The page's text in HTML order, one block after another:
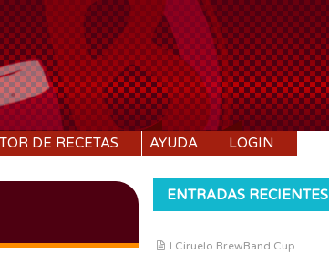
DE RECETAS AYUDA LOGIN
ENTRADAS RECIENTES
I Ciruelo BrewBand Cup